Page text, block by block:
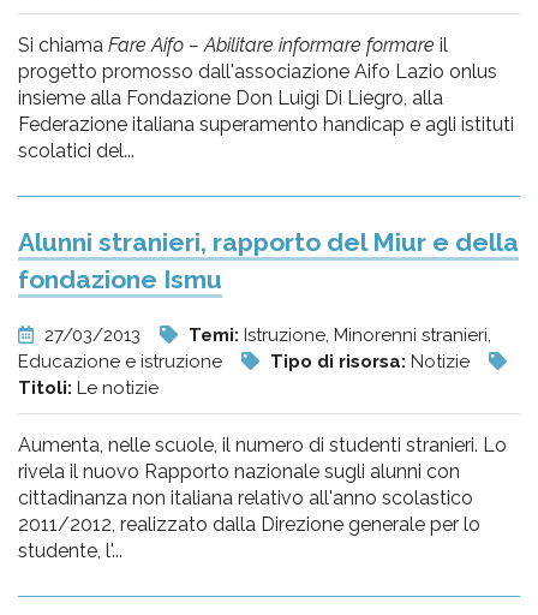
Si chiama Fare Aifo – Abilitare informare formare il
progetto promosso dall'associazione Aifo Lazio onlus
insieme alla Fondazione Don Luigi Di Liegro, alla
Federazione italiana superamento handicap e agli istituti
scolatici del...
Alunni stranieri, rapporto del Miur e della
fondazione Ismu
27/03/2013 Temi: Istruzione, Minorenni stranieri,
Educazione e istruzione
Tipo di risorsa: Notizie
Titoli: Le notizie
Aumenta, nelle scuole, il numero di studenti stranieri. Lo
rivela il nuovo Rapporto nazionale sugli alunni con
cittadinanza non italiana relativo all'anno scolastico
2011/2012, realizzato dalla Direzione generale per lo
studente, l'...